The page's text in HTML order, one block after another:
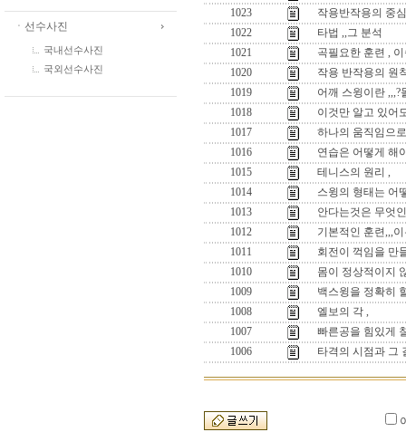
ㆍ선수사진
국내선수사진
국외선수사진
1023
작용반작용의 중
1022
타법 ,,그 분석
1021
곡필요한 훈련 ,
1020
작용 반작용의 원
1019
어깨 스윙이란
1018
이것만 알고 있어
1017
하나의 움직임으
1016
연습은 어떻게 해
1015
테니스의 원리 ,
1014
스윙의 형태는 어
1013
안다는것은 무엇
1012
기본적인 훈련,,,
1011
회전이 꺽임을 만
1010
몸이 정상적이지
1009
백스윙을 정확히
1008
엘보의 각 ,
1007
빠른공을 힘있게
1006
타격의 시점과 그